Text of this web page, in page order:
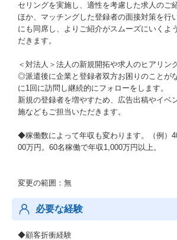
セリングを実施し、適性を考慮した求人のご
ほか、マッチングした登録者の面接対策を行
にも同席し、よりご紹介がスムーズにいくよ
だきます。
＜対法人＞法人の新規開拓や求人のヒアリング
◎派遣後に企業と登録者双方お困りのことが
に1回に訪問し継続的にフォローをします。
新規の登録者を増やすため、広告出稿やイベ
施などもご担当いただきます。
◆稼働数によって年収も変わります。（例）
00万円。60名稼働で年収1,000万円以上。
変更の範囲：無
必要な経験
◆顧客折衝経験